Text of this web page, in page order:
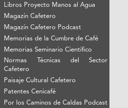
Libros Proyecto Manos al Agua
Magazín Cafetero
Magazín Cafetero Podcast
Memorias de la Cumbre de Café
Memorias Seminario Científico
Normas Técnicas del Sector
Cafetero
Paisaje Cultural Cafetero
Patentes Cenicafé
Por los Caminos de Caldas Podcast